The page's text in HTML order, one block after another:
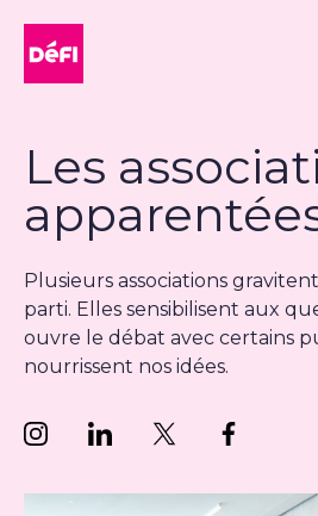
Les
Plusieurs associations
parti. Elles sensibilisent aux
ouvre le débat avec certains
nourrissent nos idées.
Suivez nous sur Instagram
Suivez nous sur
Suivez nous